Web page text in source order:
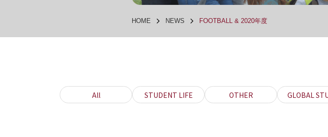
HOME NEWS FOOTBALL & 2020年度
All STUDENT LIFE OTHER GLOBAL